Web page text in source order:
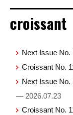
croissant
Next Issue No.
Croissant No.
Next Issue No.
— 2026.07.23
Croissant No.